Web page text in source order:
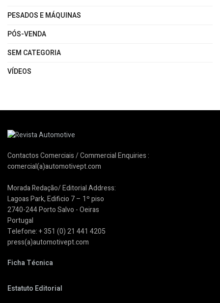
PESADOS E MÁQUINAS
PÓS-VENDA
SEM CATEGORIA
VÍDEOS
Contactos Comerciais / Commercial Enquiries :
comercial(a)automotivept.com
Morada Redação/ Editorial Address:
Lagoas Park, Edificio 7 – 1º piso
2740-244 Porto Salvo - Oeiras
Portugal
Telefone: + 351 (0) 21 441 4205
press(a)automotivept.com
Ficha Técnica
Estatuto Editorial